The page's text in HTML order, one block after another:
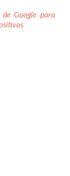
Google para